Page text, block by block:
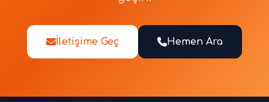
İletişime Geç Hemen Ara